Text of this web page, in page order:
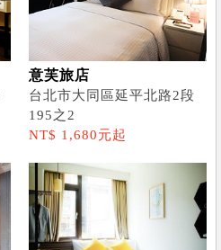
意芙旅店
台北市大同區延平北路2段
195之2
NT$ 1,680元起